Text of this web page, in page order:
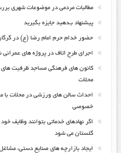
مطالبات مردمی در موضوعات شهری
پیشنهاد بـدهید جایزه بگیرید
حضور خدام حرم امام رضا (ع) در
اجرای طرح اتاف در پروژه های عمرانی
کانون های فرهنگی مساجد ظرفیت های
محلات
احداث سالن های ورزشی در محلات با
خصوصی
اگر نهادهای خدماتی بتوانند وظایف
گلستان می شود
ایجاد بازارچه های صنایع دستی،